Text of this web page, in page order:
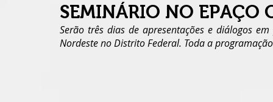
SEMINÁRIO NO EPAÇO
Serão três dias de apresentações e diálogos
Nordeste no Distrito Federal. Toda a